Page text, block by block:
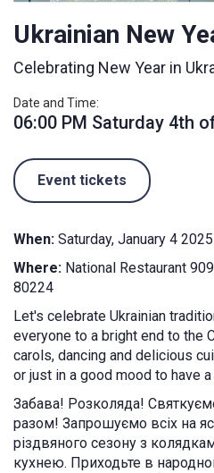
Ukrainian New
Celebrating New Year in
Date and Time:
06:00 PM Saturday 4th
Event tickets
When: Saturday, January 4
Where: National Restaurant
80224
Let's celebrate Ukrainian
everyone to a bright end to the
carols, dancing and delicious
or just in a good mood to have
Забава! Розколяда!
разом! Запрошуємо всіх на
різдвяного сезону з
кухнею. Приходьте в